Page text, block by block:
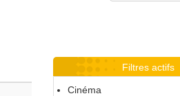
Filtres actifs
Cinéma